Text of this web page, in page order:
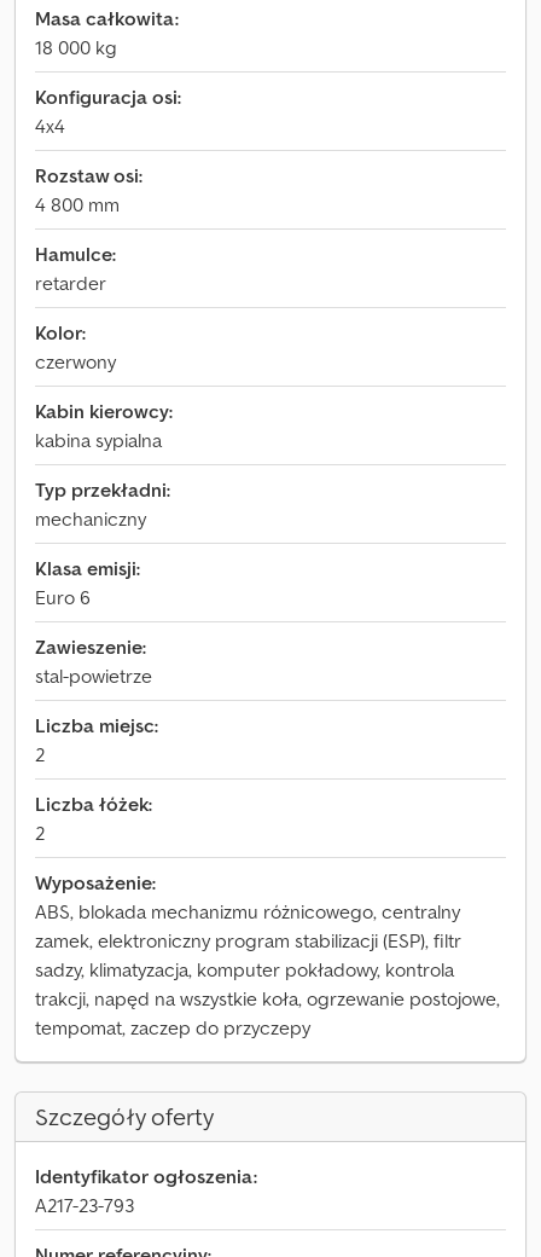
Masa całkowita:
18 000 kg
Konfiguracja osi:
4x4
Rozstaw osi:
4 800 mm
Hamulce:
retarder
Kolor:
czerwony
Kabin kierowcy:
kabina sypialna
Typ przekładni:
mechaniczny
Klasa emisji:
Euro 6
Zawieszenie:
stal-powietrze
Liczba miejsc:
2
Liczba łóżek:
2
Wyposażenie:
ABS, blokada mechanizmu różnicowego, centralny
zamek, elektroniczny program stabilizacji (ESP), filtr
sadzy, klimatyzacja, komputer pokładowy, kontrola
trakcji, napęd na wszystkie koła, ogrzewanie postojowe,
tempomat, zaczep do przyczepy
Szczegóły oferty
Identyfikator ogłoszenia:
A217-23-793